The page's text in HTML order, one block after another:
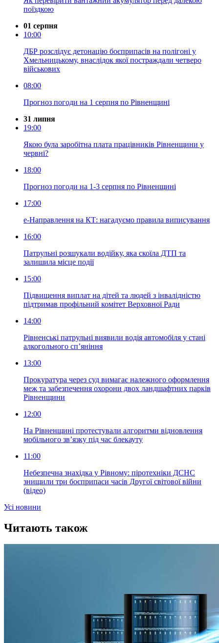
поїздкою
01 серпня
10:00
ДБР розслідує детонацію боєприпасів на полігоні у
Хмельницькому, внаслідок якої постраждали четверо
військових
08:00
Прогноз погоди на 1 серпня по Рівненщині
31 липня
19:00
Якою була заробітна плата працівників Рівненщини у
червні?
18:00
Прогноз погоди на 1-3 серпня по Рівненщині
17:00
е-Направлення на КТ: нагадуємо правила виписування
16:00
Патрульні розшукали водійку, яка скоїла ДТП та
залишила місце події
15:00
Підвищення виплат на дітей та людей з інвалідністю
підтримав профільний комітет Верховної Ради
14:00
Рівненські патрульні виявили водія автомобіля у стані
алкогольного сп’яніння
13:00
Прокуратура через суд вимагає належного оформлення
меж та забезпечення охорони двох ландшафтних парків
Рівненщини
12:00
На Рівненщині протестували алгоритми відновлення
мобільного зв’язку під час блекауту
11:00
Небезпечна знахідка у Рівному: піротехніки ДСНС
знищили три боєприпаси часів Другої світової війни
(відео)
Усi новини
Читають також